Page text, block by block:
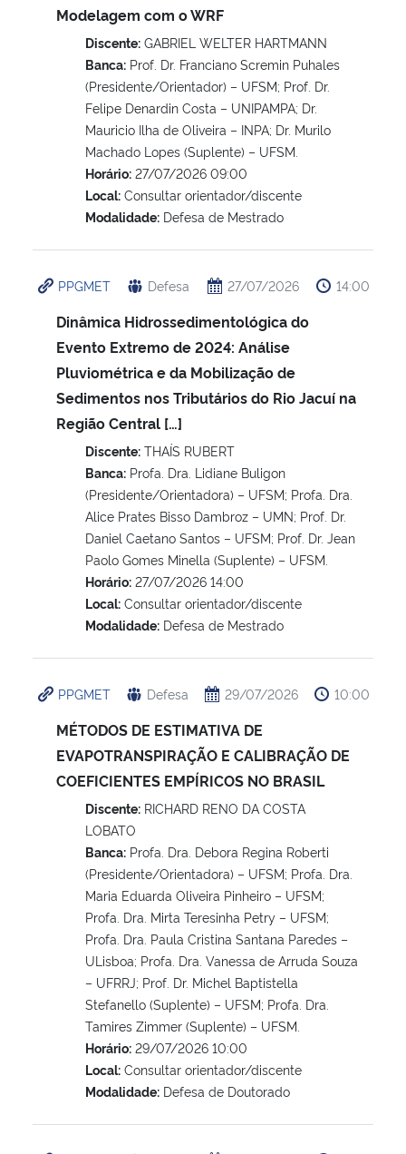
Modelagem com o WRF
Discente: GABRIEL WELTER HARTMANN
Banca: Prof. Dr. Franciano Scremin Puhales
(Presidente/Orientador) – UFSM; Prof. Dr.
Felipe Denardin Costa – UNIPAMPA; Dr.
Mauricio Ilha de Oliveira – INPA; Dr. Murilo
Machado Lopes (Suplente) – UFSM.
Horário: 27/07/2026 09:00
Local: Consultar orientador/discente
Modalidade: Defesa de Mestrado
PPGMET Defesa 27/07/2026 14:00
Dinâmica Hidrossedimentológica do
Evento Extremo de 2024: Análise
Pluviométrica e da Mobilização de
Sedimentos nos Tributários do Rio Jacuí na
Região Central […]
Discente: THAÍS RUBERT
Banca: Profa. Dra. Lidiane Buligon
(Presidente/Orientadora) – UFSM; Profa. Dra.
Alice Prates Bisso Dambroz – UMN; Prof. Dr.
Daniel Caetano Santos – UFSM; Prof. Dr. Jean
Paolo Gomes Minella (Suplente) – UFSM.
Horário: 27/07/2026 14:00
Local: Consultar orientador/discente
Modalidade: Defesa de Mestrado
PPGMET Defesa 29/07/2026 10:00
MÉTODOS DE ESTIMATIVA DE
EVAPOTRANSPIRAÇÃO E CALIBRAÇÃO DE
COEFICIENTES EMPÍRICOS NO BRASIL
Discente: RICHARD RENO DA COSTA
LOBATO
Banca: Profa. Dra. Debora Regina Roberti
(Presidente/Orientadora) – UFSM; Profa. Dra.
Maria Eduarda Oliveira Pinheiro – UFSM;
Profa. Dra. Mirta Teresinha Petry – UFSM;
Profa. Dra. Paula Cristina Santana Paredes –
ULisboa; Profa. Dra. Vanessa de Arruda Souza
– UFRRJ; Prof. Dr. Michel Baptistella
Stefanello (Suplente) – UFSM; Profa. Dra.
Tamires Zimmer (Suplente) – UFSM.
Horário: 29/07/2026 10:00
Local: Consultar orientador/discente
Modalidade: Defesa de Doutorado